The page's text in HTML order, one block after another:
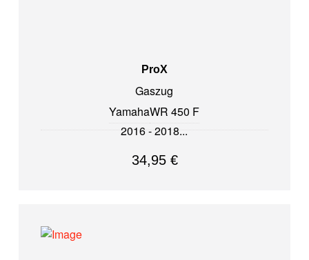
ProX
Gaszug
YamahaWR 450 F
2016 - 2018
34,95 €